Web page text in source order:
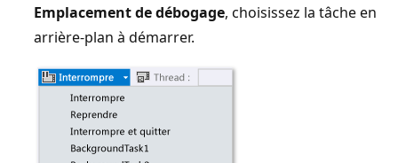
Emplacement de débogage, choisissez la tâche en
arrière-plan à démarrer.